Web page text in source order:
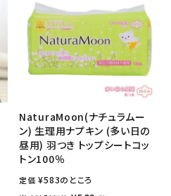
NaturaMoon(ナチュラムー
ン) 生理用ナプキン (多い日の
昼用) 羽つき トップシートコッ
トン100％
定価 ¥583のところ